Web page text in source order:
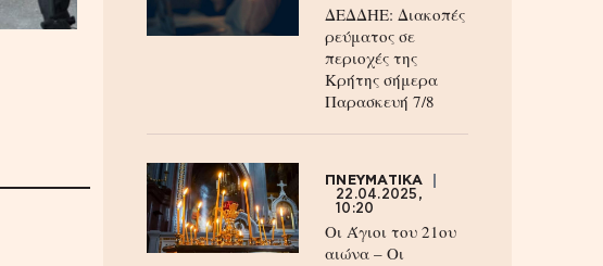
ΔΕΔΔΗΕ: Διακοπές
ρεύματος σε
περιοχές της
Κρήτης σήμερα
Παρασκευή 7/8
ΠΝΕΥΜΑΤΙΚΑ
22.04.2025,
10:20
Οι Άγιοι του 21ου
αιώνα – Οι